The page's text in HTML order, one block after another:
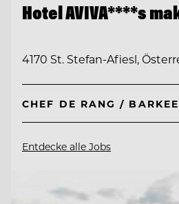
Hotel AVIVA****s
4170 St. Stefan-Afiesl,
CHEF DE RANG /
Entdecke alle Jobs